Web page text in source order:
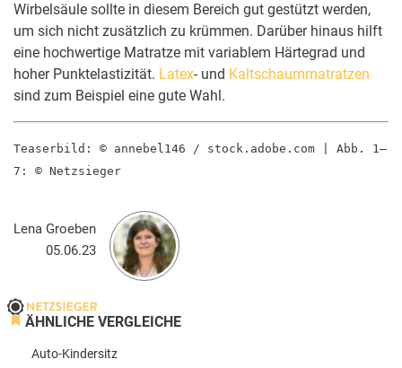
Wirbelsäule sollte in diesem Bereich gut gestützt werden,
um sich nicht zusätzlich zu krümmen. Darüber hinaus hilft
eine hochwertige Matratze mit variablem Härtegrad und
hoher Punktelastizität. Latex- und Kaltschaummatratzen
sind zum Beispiel eine gute Wahl.
Teaserbild: © annebel146 / stock.adobe.com | Abb. 1–
7: © Netzsieger
Lena Groeben
05.06.23
ÄHNLICHE VERGLEICHE
Auto-Kindersitz